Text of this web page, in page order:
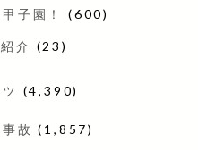
子園！ (600)
介 (23)
(4,390)
故 (1,857)